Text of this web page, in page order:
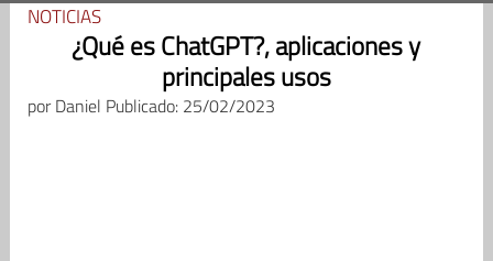
NOTICIAS
¿Qué es ChatGPT?, aplicaciones y
principales usos
porDaniel Publicado: 25/02/2023